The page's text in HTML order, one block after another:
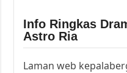
Info Ringkas
Astro Ria
Laman web